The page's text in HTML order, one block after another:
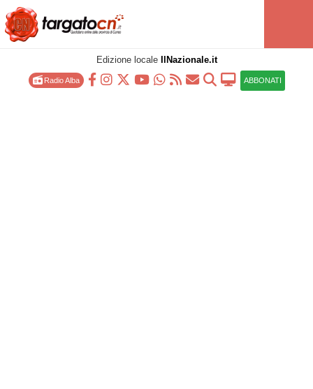
Edizione locale IlNazionale.it
Radio Alba ABBONATI